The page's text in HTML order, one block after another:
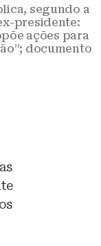
segundo a
presidente:
ações para
documento